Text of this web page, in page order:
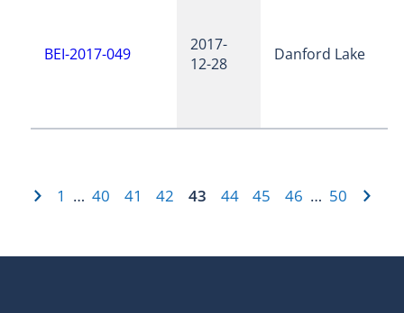
BEI-2017-049
2017-
12-28
Danford Lake
1 … 40 41 42 43 44 45 46 … 50